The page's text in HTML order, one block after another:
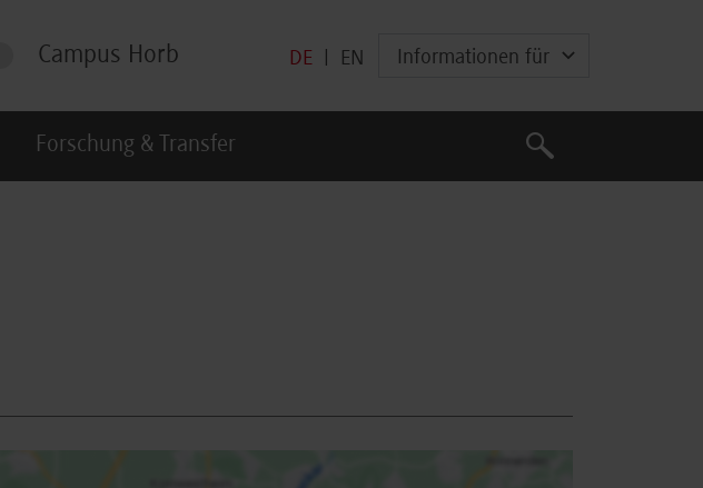
Campus Horb DE EN Informationen für
Forschung & Transfer
Suche
Suche